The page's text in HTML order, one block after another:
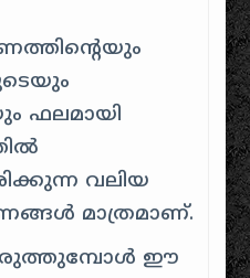
ഫലമായി
വലിയ
മാത്രമാണ്.
ഈ